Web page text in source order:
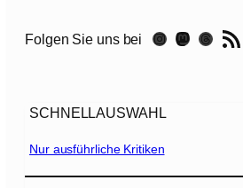
A
[
0
2
Folgen Sie uns bei Instagram Mastodon Threads RSS-Feed
SCHNELLAUSWAHL
Nur ausführliche Kritiken